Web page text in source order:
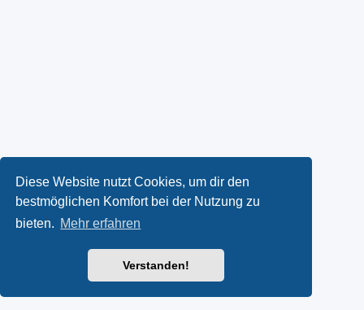
Diese Website nutzt Cookies, um dir den
bestmöglichen Komfort bei der Nutzung zu
bieten. Mehr erfahren
Verstanden!